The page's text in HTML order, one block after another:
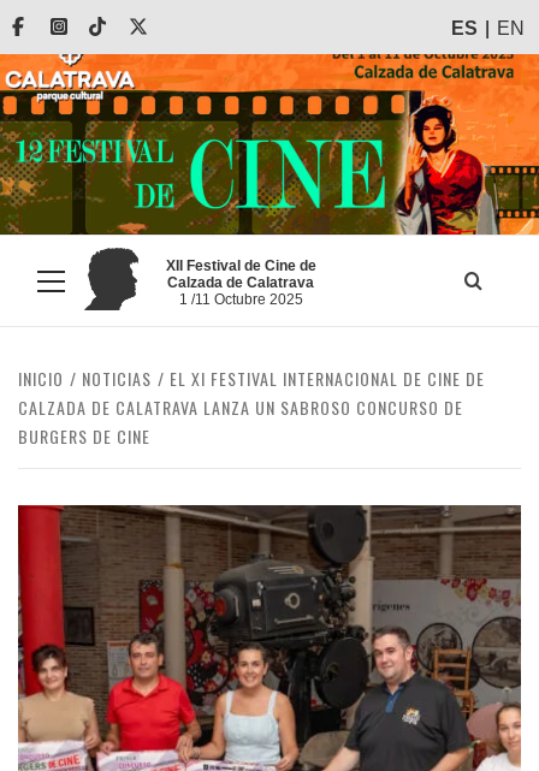
Saltar
contenido
FacebookInstagram
Tiktok ES EN
Menú
principal
XII Festival de Cine de
Calzada de Calatrava
1 /11 Octubre 2025
INICIO NOTICIAS
EL XI FESTIVAL INTERNACIONAL DE CINE DE
CALZADA DE CALATRAVA LANZA UN SABROSO CONCURSO DE
BURGERS DE CINE